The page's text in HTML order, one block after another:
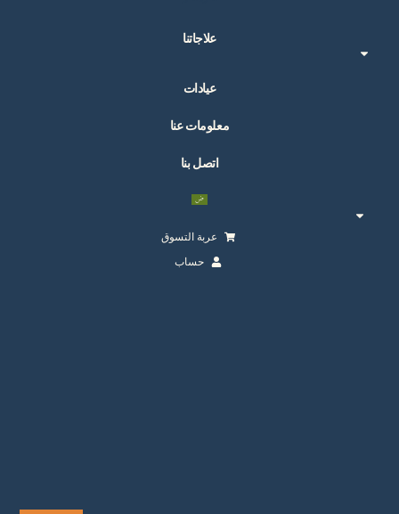
علاجاتنا
عيادات
معلومات عنا
اتصل بنا
عربة التسوق
حساب